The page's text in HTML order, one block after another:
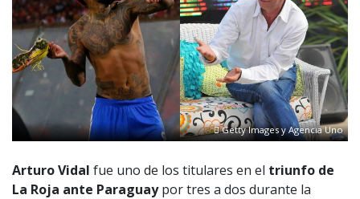
Getty Images y Agencia Uno
Arturo Vidal fue uno de los titulares en el triunfo de
La Roja ante Paraguaypor tres a dos durante la